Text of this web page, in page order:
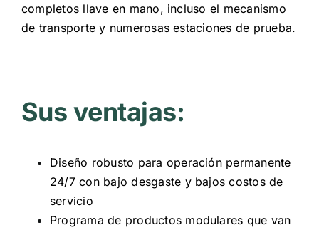
completos llave en mano, incluso el mecanismo
de transporte y numerosas estaciones de prueba.
Sus ventajas:
Diseño robusto para operación permanente
24/7 con bajo desgaste y bajos costos de
servicio
Programa de productos modulares que van